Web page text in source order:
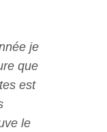
je
que
est
le